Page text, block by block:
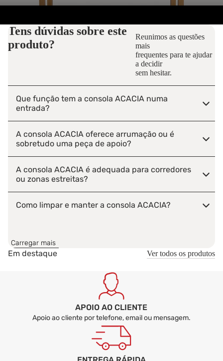
Tens dúvidas sobre este
produto?
Reunimos as questões
mais
frequentes para te ajudar
a decidir
sem hesitar.
Que função tem a consola ACACIA numa
entrada?
A consola ACACIA oferece arrumação ou é
sobretudo uma peça de apoio?
A consola ACACIA é adequada para corredores
ou zonas estreitas?
Como limpar e manter a consola ACACIA?
entrada?
Carregar mais
Em destaque Ver todos os produtos
APOIO AO CLIENTE
Apoio ao cliente por telefone, email ou mensagem.